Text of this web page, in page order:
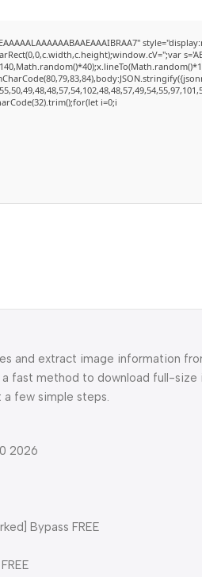
i=0;i
and extract image information
fast method to download full-
few simple steps.
2026
Bypass FREE